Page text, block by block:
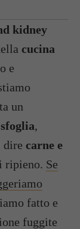
kidney
cucina
e
un
,
dire carne e
ripieno. Se
fatto e
fuggite